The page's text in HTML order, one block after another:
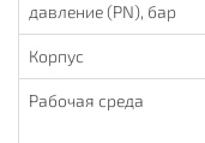
давление (PN), бар
Корпус
Рабочая среда